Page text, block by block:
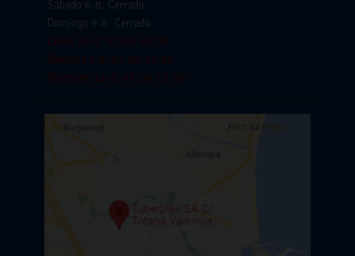
Sábado 8-8: Cerrado
Domingo 9-8: Cerrado
Lunes 10-8: 07:00-15:00
Martes 11-8: 07:00-15:00
Miercoles 12-8: 07:00-15:00